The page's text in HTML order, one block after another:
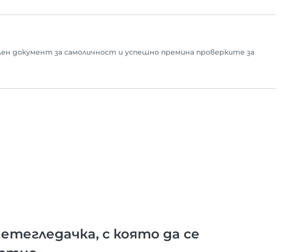
документ за самоличност и успешно премина проверките за
с която да се